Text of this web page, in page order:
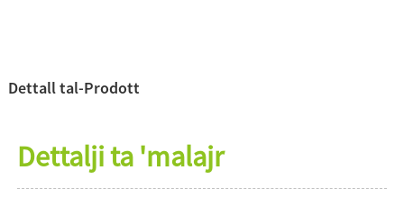
Dettall tal-Prodott
Dettalji ta 'malajr